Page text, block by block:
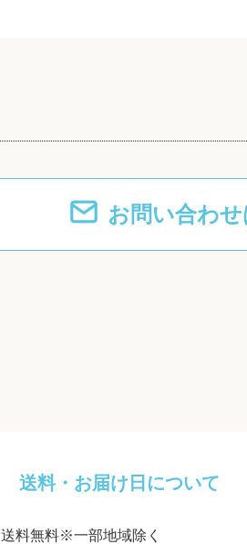
お問い合わ
送料・お届け日について
送料無料※一部地域除く